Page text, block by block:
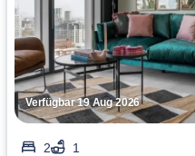
Verfügbar 19 Aug 2026
2
1